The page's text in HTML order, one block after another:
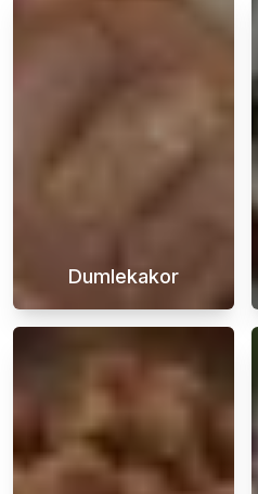
Dumlekakor
Njut av den